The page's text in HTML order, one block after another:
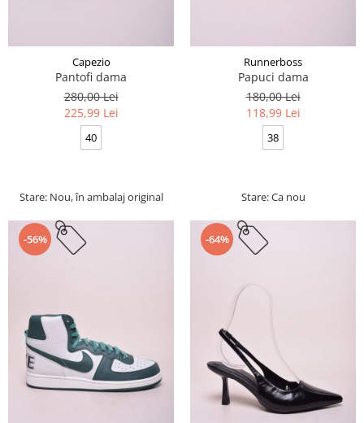
Capezio
Pantofi dama
280,00 Lei
225,99 Lei
40
Stare: Nou, în ambalaj original
Runnerboss
Papuci dama
180,00 Lei
118,99 Lei
38
Stare: Ca nou
-56% -64%